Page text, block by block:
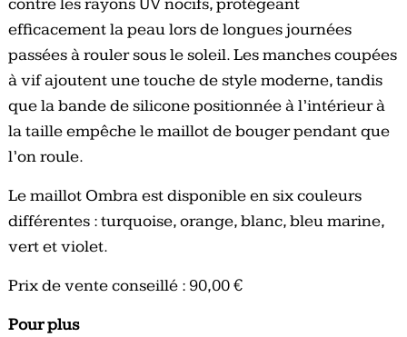
contre les rayons UV nocifs, protégeant
efficacement la peau lors de longues journées
passées à rouler sous le soleil. Les manches coupées
à vif ajoutent une touche de style moderne, tandis
que la bande de silicone positionnée à l’intérieur à
la taille empêche le maillot de bouger pendant que
l’on roule.
Le maillot Ombra est disponible en six couleurs
différentes : turquoise, orange, blanc, bleu marine,
vert et violet.
Prix de vente conseillé : 90,00 €
Pour plus